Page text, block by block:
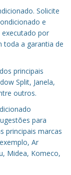
Solicite
e
executado por
toda a garantia de
principais
Split, Janela,
outros.
para
principais marcas
Ar
Midea, Komeco,